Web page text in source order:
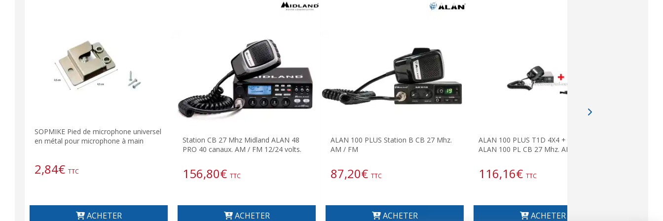
SOPMIKE Pied de microphone universel
en métal pour microphone à main
2,84€ TTC
ACHETER
Station CB 27 Mhz Midland ALAN 48
PRO 40 canaux. AM / FM 12/24 volts.
156,80€ TTC
ACHETER
ALAN 100 PLUS Station B CB 27 Mhz.
AM / FM
87,20€ TTC
ACHETER
ALAN 100 PLUS T1D 4X4 + Le nouveau
ALAN 100 PL CB 27 Mhz. AM / FM.
116,16€ TTC
ACHETER